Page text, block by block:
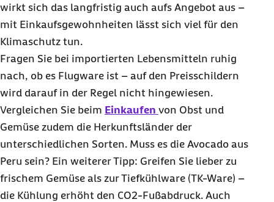
wirkt sich das langfristig auch aufs Angebot aus –
mit Einkaufsgewohnheiten lässt sich viel für den
Klimaschutz tun.
Fragen Sie bei importierten Lebensmitteln ruhig
nach, ob es Flugware ist – auf den Preisschildern
wird darauf in der Regel nicht hingewiesen.
Vergleichen Sie beim Einkaufen von Obst und
Gemüse zudem die Herkunftsländer der
unterschiedlichen Sorten. Muss es die Avocado aus
Peru sein? Ein weiterer Tipp: Greifen Sie lieber zu
frischem Gemüse als zur Tiefkühlware (TK-Ware) –
die Kühlung erhöht den CO2-Fußabdruck. Auch